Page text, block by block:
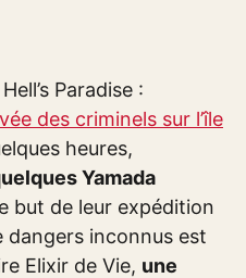
Paradise :
des criminels sur l’île
heures,
Yamada
but de leur expédition
dangers inconnus est
Elixir de Vie, une